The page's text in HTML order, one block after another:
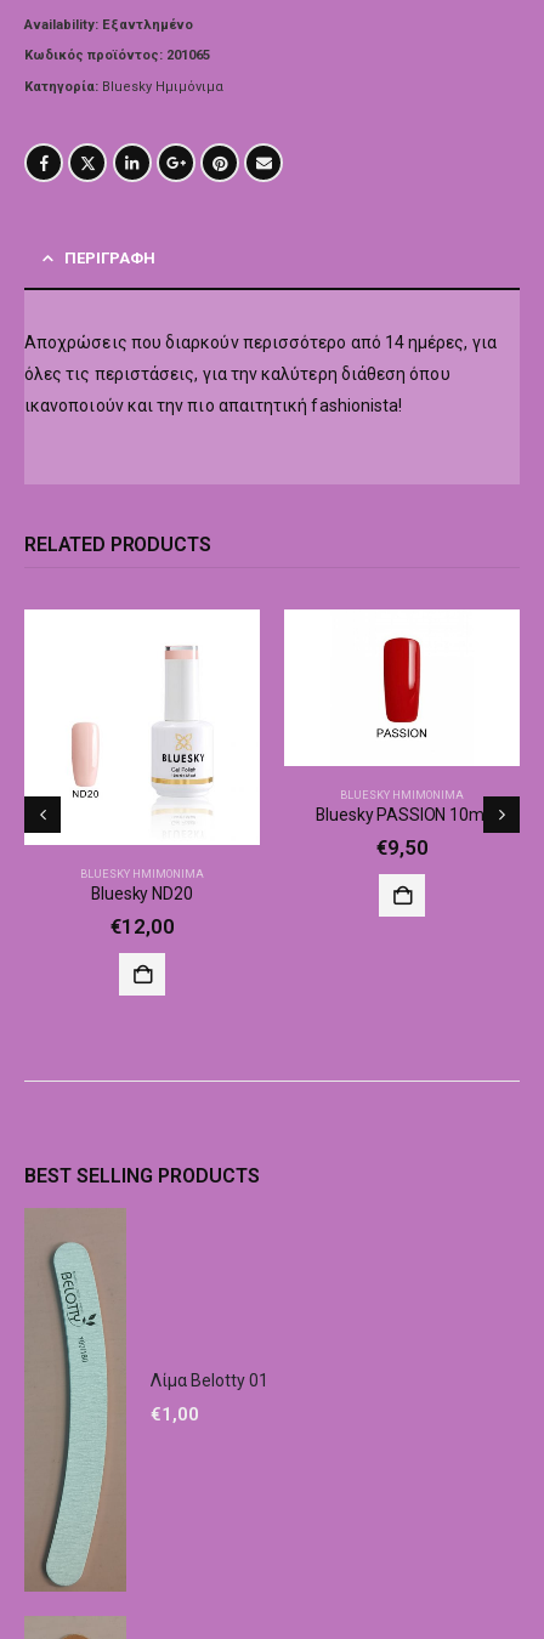
Availability: Εξαντλημένο
Κωδικός προϊόντος: 201065
Κατηγορία: Bluesky Ημιμόνιμα
ΠΕΡΙΓΡΑΦΉ
Αποχρώσεις που διαρκούν περισσότερο από 14 ημέρες, για
όλες τις περιστάσεις, για την καλύτερη διάθεση όπου
ικανοποιούν και την πιο απαιτητική fashionista!
RELATED PRODUCTS
BLUESKY ΗΜΙΜΌΝΙΜΑ
Bluesky ND20
€12,00
BLUESKY ΗΜΙΜΌΝΙΜΑ
Bluesky PASSION 10ml
€9,50
BEST SELLING PRODUCTS
Λίμα Belotty 01
€1,00